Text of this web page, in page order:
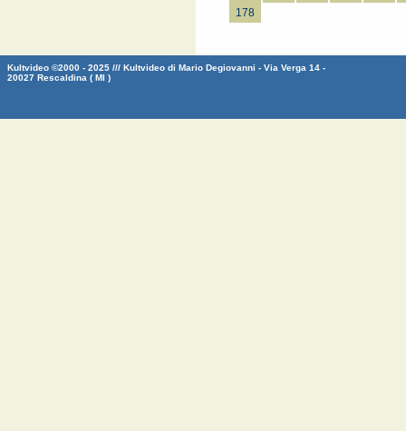
178
Kultvideo ©2000 - 2025 /// Kultvideo di Mario Degiovanni - Via Verga 14 -
20027 Rescaldina ( MI )